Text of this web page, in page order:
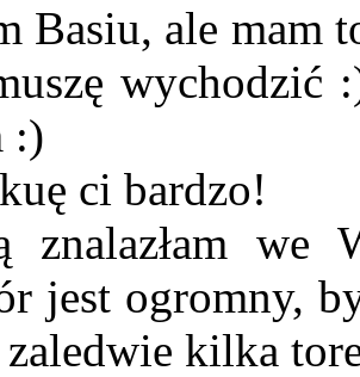
Basiu, ale mam
wychodzić
:)
ci bardzo!
znalazłam we
jest ogromny,
zaledwie kilka